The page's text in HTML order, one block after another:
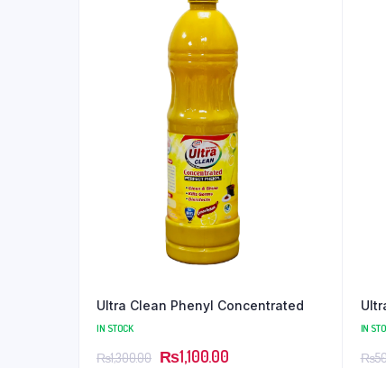
Ultra Clean Phenyl Concentrated
IN STOCK
₨1,300.00 ₨1,100.00
IN
₨